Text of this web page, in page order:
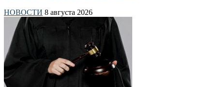
НОВОСТИ 8 августа 2026